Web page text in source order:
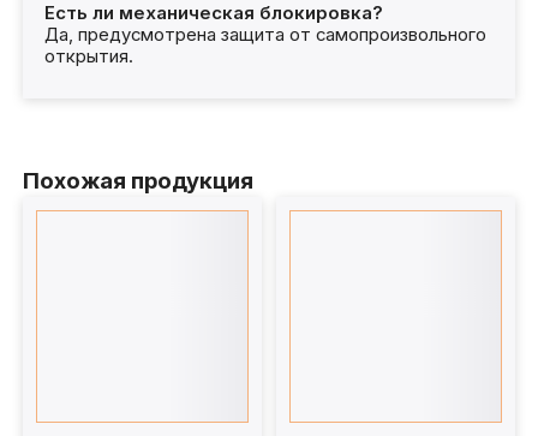
Есть ли механическая блокировка?
Да, предусмотрена защита от самопроизвольного
открытия.
Похожая продукция